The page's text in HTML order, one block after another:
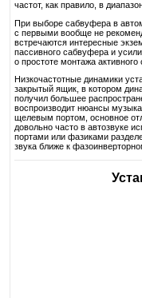
частот, как правило, в
При выборе сабвуфера в
с первыми вообще не
встречаются интересные
пассивного сабвуфера и
о простоте монтажа
Низкочастотные динамики
закрытый ящик, в котором
получил большее
воспроизводит нюансы
щелевым портом, основное
довольно часто в автозвуке
портами или фазиками
звука ближе к